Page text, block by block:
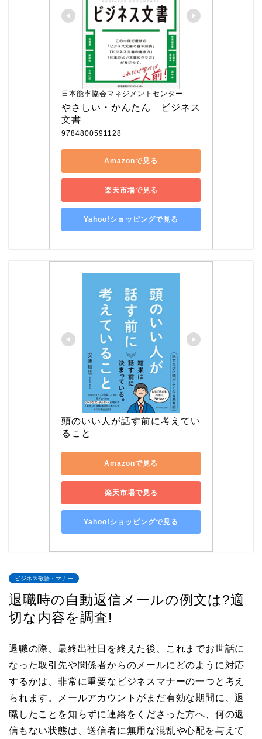
日本能率協会マネジメントセンター
やさしい・かんたん　ビジネス
文書
9784800591128
Amazonで見る
楽天市場で見る
Yahoo!ショッピングで見る
頭のいい人が話す前に考えてい
ること
Amazonで見る
楽天市場で見る
Yahoo!ショッピングで見る
ビジネス敬語・マナー
退職時の自動返信メールの例文は?適
切な内容を調査!
退職の際、最終出社日を終えた後、これまでお世話に
なった取引先や関係者からのメールにどのように対応
するかは、非常に重要なビジネスマナーの一つと考え
られます。メールアカウントがまだ有効な期間に、退
職したことを知らずに連絡をくださった方へ、何の返
信もない状態は、送信者に無用な混乱や心配を与えて